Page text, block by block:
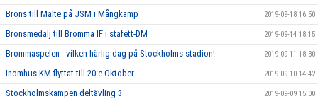
Brons till Malte på JSM i Mångkamp 2019-09-18 16:50
Bronsmedalj till Bromma IF i stafett-DM 2019-09-14 18:15
Brommaspelen - vilken härlig dag på Stockholms stadion! 2019-09-11 18:30
Inomhus-KM flyttat till 20:e Oktober 2019-09-10 14:42
Stockholmskampen deltävling 3 2019-09-09 15:00